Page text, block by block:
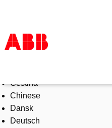
Products & Solutions
Industries
Services
About us
Čeština
Chinese
Dansk
Deutsch